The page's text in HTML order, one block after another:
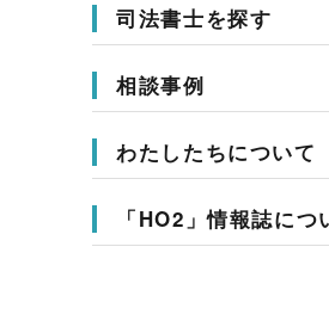
司法書士を探す
相談事例
わたしたちについて
「HO2」情報誌につ